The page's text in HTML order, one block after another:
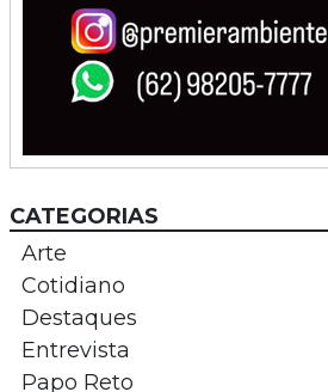
CATEGORIAS
Arte
Cotidiano
Destaques
Entrevista
Papo Reto